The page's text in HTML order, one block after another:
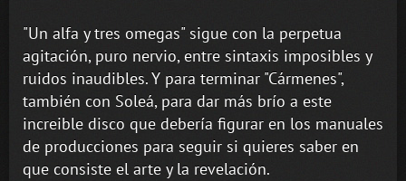
"Un alfa y tres omegas" sigue con la perpetua
agitación, puro nervio, entre sintaxis imposibles y
ruidos inaudibles. Y para terminar "Cármenes",
también con Soleá, para dar más brío a este
increible disco que debería figurar en los manuales
de producciones para seguir si quieres saber en
que consiste el arte y la revelación.